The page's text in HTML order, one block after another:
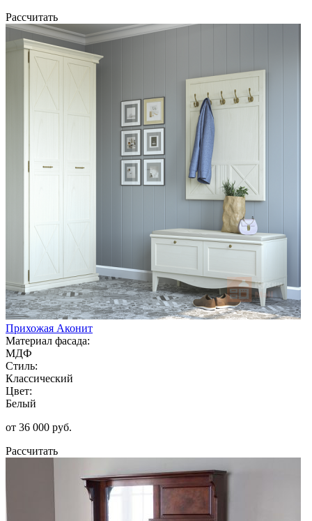
Рассчитать
Прихожая Аконит
Материал фасада:
МДФ
Стиль:
Классический
Цвет:
Белый
от 36 000 руб.
Рассчитать